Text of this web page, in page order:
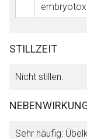
STILLZEIT
Nicht stillen.
Sehr häufig: